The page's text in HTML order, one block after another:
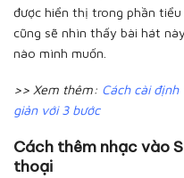
được hiển thị trong phần tiểu
cũng sẽ nhìn thấy bài hát
nào mình muốn.
>> Xem thêm: Cách cài
giản với 3 bước
Cách thêm nhạc vào
thoại